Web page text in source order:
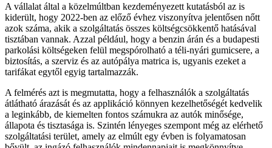
A vállalat által a közelmúltban kezdeményezett kutatásból az is
kiderült, hogy 2022-ben az előző évhez viszonyítva jelentősen nőtt
azok száma, akik a szolgáltatás összes költségcsökkentő hatásával
tisztában vannak. Azzal például, hogy a benzin árán és a budapesti
parkolási költségeken felül megspórolható a téli-nyári gumicsere, a
biztosítás, a szerviz és az autópálya matrica is, ugyanis ezeket a
tarifákat egytől egyig tartalmazzák.
A felmérés azt is megmutatta, hogy a felhasználók a szolgáltatás
átlátható árazását és az applikáció könnyen kezelhetőségét kedvelik
a leginkább, de kiemelten fontos számukra az autók minősége,
állapota és tisztasága is. Szintén lényeges szempont még az elérhető
szolgáltatási terület, amely az elmúlt egy évben is folyamatosan